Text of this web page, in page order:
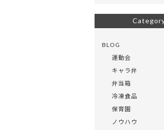
BLOG
運動会
キャラ弁
弁当箱
冷凍食品
保育園
ノウハウ